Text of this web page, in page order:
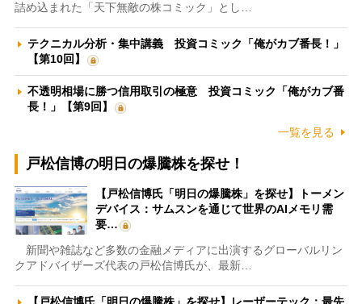
詰め込まれた「天下無敵の株コミック」とし…
テクニカル分析・集中講義 投資コミック「俺がカブ番長！」
【第10回】
不透明相場に勝つ信用取引の極意 投資コミック「俺がカブ番
長！」【第9回】
一覧を見る
戸松信博の明日の爆騰株を探せ！
【戸松信博氏「明日の爆騰株」を探せ】トーメン
デバイス：サムスンを通じて世界のAIメモリ需
要…
新聞や雑誌など多数の金融メディアに出演するグローバルリン
クアドバイザーズ代表の戸松信博氏が、最新…